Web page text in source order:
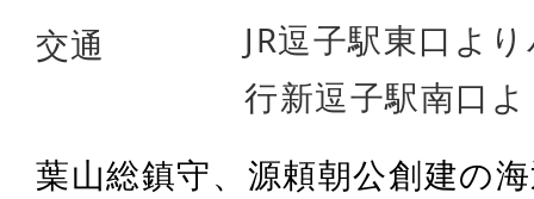
交通
JR逗子駅東口よ
行新逗子駅南口
葉山総鎮守、源頼朝公創建の